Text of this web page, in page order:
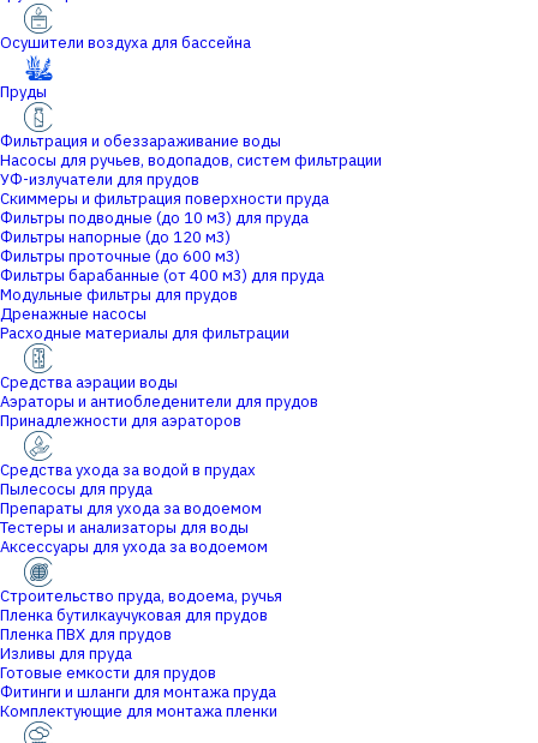
Осушители воздуха для бассейна
Пруды
Фильтрация и обеззараживание воды
Насосы для ручьев, водопадов, систем фильтрации
УФ-излучатели для прудов
Скиммеры и фильтрация поверхности пруда
Фильтры подводные (до 10 м3) для пруда
Фильтры напорные (до 120 м3)
Фильтры проточные (до 600 м3)
Фильтры барабанные (от 400 м3) для пруда
Модульные фильтры для прудов
Дренажные насосы
Расходные материалы для фильтрации
Средства аэрации воды
Аэраторы и антиобледенители для прудов
Принадлежности для аэраторов
Средства ухода за водой в прудах
Пылесосы для пруда
Препараты для ухода за водоемом
Тестеры и анализаторы для воды
Аксессуары для ухода за водоемом
Строительство пруда, водоема, ручья
Пленка бутилкаучуковая для прудов
Пленка ПВХ для прудов
Изливы для пруда
Готовые емкости для прудов
Фитинги и шланги для монтажа пруда
Комплектующие для монтажа пленки